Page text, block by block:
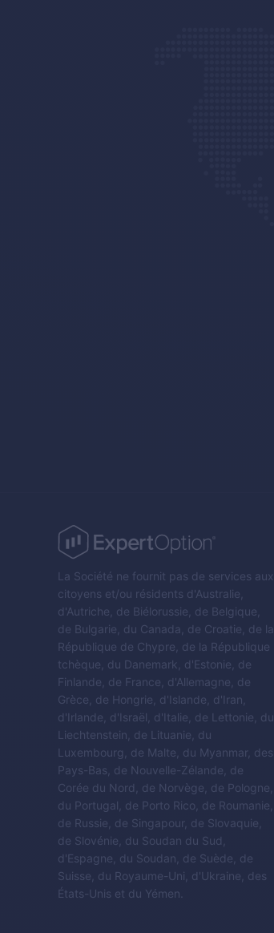
La Société ne fournit pas de services aux
citoyens et/ou résidents d'Australie,
d'Autriche, de Biélorussie, de Belgique,
de Bulgarie, du Canada, de Croatie, de la
République de Chypre, de la République
tchèque, du Danemark, d'Estonie, de
Finlande, de France, d'Allemagne, de
Grèce, de Hongrie, d'Islande, d'Iran,
d'Irlande, d'Israël, d'Italie, de Lettonie, du
Liechtenstein, de Lituanie, du
Luxembourg, de Malte, du Myanmar, des
Pays-Bas, de Nouvelle-Zélande, de
Corée du Nord, de Norvège, de Pologne,
du Portugal, de Porto Rico, de Roumanie,
de Russie, de Singapour, de Slovaquie,
de Slovénie, du Soudan du Sud,
d'Espagne, du Soudan, de Suède, de
Suisse, du Royaume-Uni, d'Ukraine, des
États-Unis et du Yémen.